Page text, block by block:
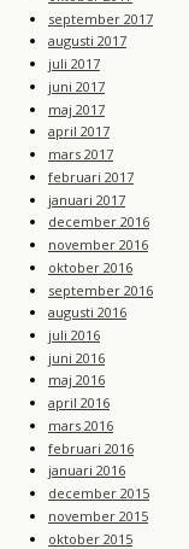
september 2017
augusti 2017
juli 2017
juni 2017
maj 2017
april 2017
mars 2017
februari 2017
januari 2017
december 2016
november 2016
oktober 2016
september 2016
augusti 2016
juli 2016
juni 2016
maj 2016
april 2016
mars 2016
februari 2016
januari 2016
december 2015
november 2015
oktober 2015